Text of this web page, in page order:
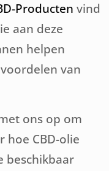
Producten vind
aan deze
helpen
van
ons op om
hoe CBD-olie
beschikbaar